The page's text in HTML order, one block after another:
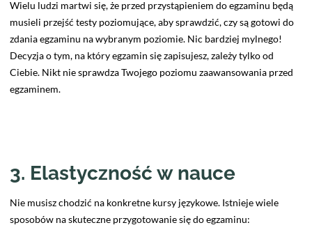
Wielu ludzi martwi się, że przed przystąpieniem do egzaminu będą
musieli przejść testy poziomujące, aby sprawdzić, czy są gotowi do
zdania egzaminu na wybranym poziomie. Nic bardziej mylnego!
Decyzja o tym, na który egzamin się zapisujesz, zależy tylko od
Ciebie. Nikt nie sprawdza Twojego poziomu zaawansowania przed
egzaminem.
3. Elastyczność w nauce
Nie musisz chodzić na konkretne kursy językowe. Istnieje wiele
sposobów na skuteczne przygotowanie się do egzaminu: